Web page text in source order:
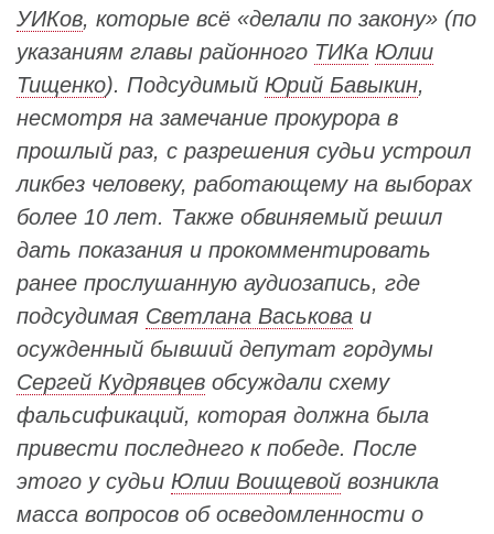
УИКов, которые всё «делали по закону» (по
указаниям главы районного ТИКа Юлии
Тищенко). Подсудимый Юрий Бавыкин,
несмотря на замечание прокурора в
прошлый раз, с разрешения судьи устроил
ликбез человеку, работающему на выборах
более 10 лет. Также обвиняемый решил
дать показания и прокомментировать
ранее прослушанную аудиозапись, где
подсудимая Светлана Васькова и
осужденный бывший депутат гордумы
Сергей Кудрявцев обсуждали схему
фальсификаций, которая должна была
привести последнего к победе. После
этого у судьи Юлии Воищевой возникла
масса вопросов об осведомленности о